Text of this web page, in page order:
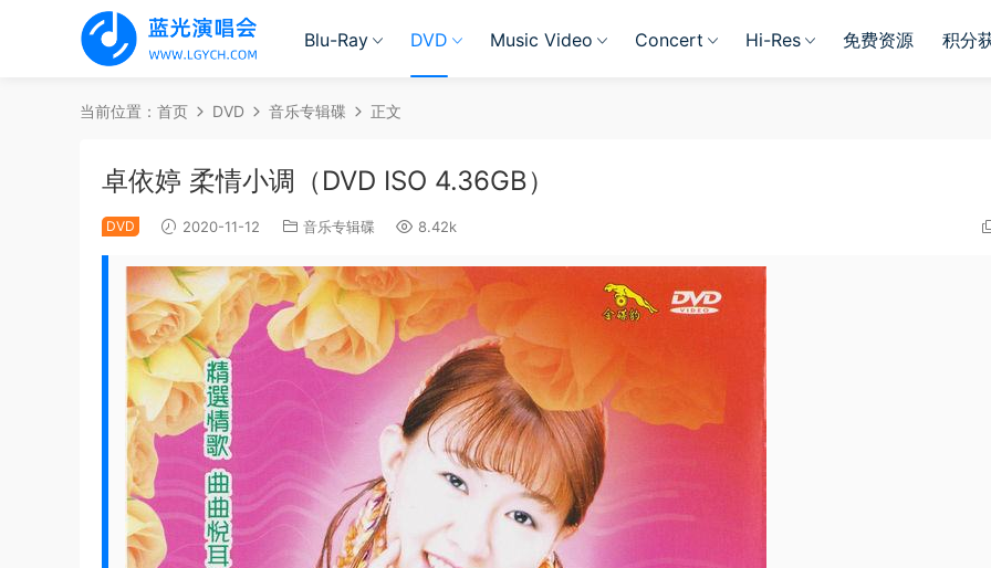
Blu-Ray DVD Music Video Concert Hi-Res 免费资源 积分
当前位置： 首页 DVD 音乐专辑碟 正文
卓依婷 柔情小调（DVD ISO 4.36GB）
DVD 2020-11-12 音乐专辑碟 8.42k